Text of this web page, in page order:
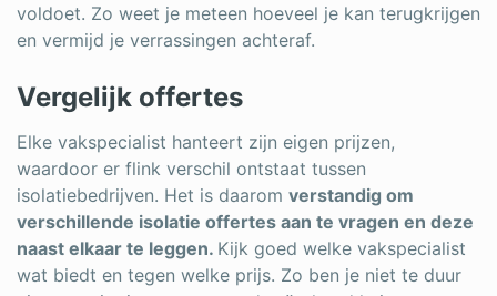
voldoet. Zo weet je meteen hoeveel je kan terugkrijgen
en vermijd je verrassingen achteraf.
Vergelijk offertes
Elke vakspecialist hanteert zijn eigen prijzen,
waardoor er flink verschil ontstaat tussen
isolatiebedrijven. Het is daarom verstandig om
verschillende isolatie offertes aan te vragen en deze
naast elkaar te leggen. Kijk goed welke vakspecialist
wat biedt en tegen welke prijs. Zo ben je niet te duur